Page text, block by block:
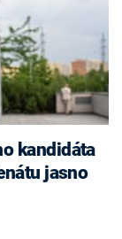
kandidáta
jasno